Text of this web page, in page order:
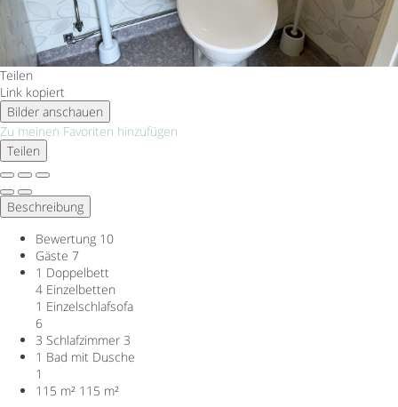
Teilen
Link kopiert
Bilder anschauen
Zu meinen Favoriten hinzufügen
Teilen
Beschreibung
Bewertung 10
Gäste 7
1 Doppelbett
4 Einzelbetten
1 Einzelschlafsofa
6
3 Schlafzimmer 3
1 Bad mit Dusche
1
115 m² 115 m²